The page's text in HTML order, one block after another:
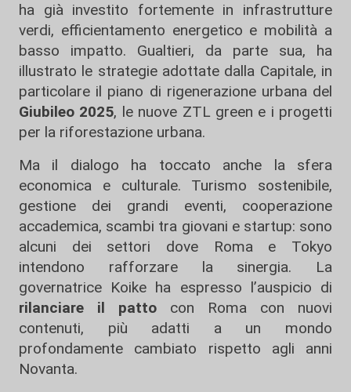
ha già investito fortemente in infrastrutture
verdi, efficientamento energetico e mobilità a
basso impatto. Gualtieri, da parte sua, ha
illustrato le strategie adottate dalla Capitale, in
particolare il piano di rigenerazione urbana del
Giubileo 2025, le nuove ZTL green e i progetti
per la riforestazione urbana.
Ma il dialogo ha toccato anche la sfera
economica e culturale. Turismo sostenibile,
gestione dei grandi eventi, cooperazione
accademica, scambi tra giovani e startup: sono
alcuni dei settori dove Roma e Tokyo
intendono rafforzare la sinergia. La
governatrice Koike ha espresso l’auspicio di
rilanciare il patto con Roma con nuovi
contenuti, più adatti a un mondo
profondamente cambiato rispetto agli anni
Novanta.